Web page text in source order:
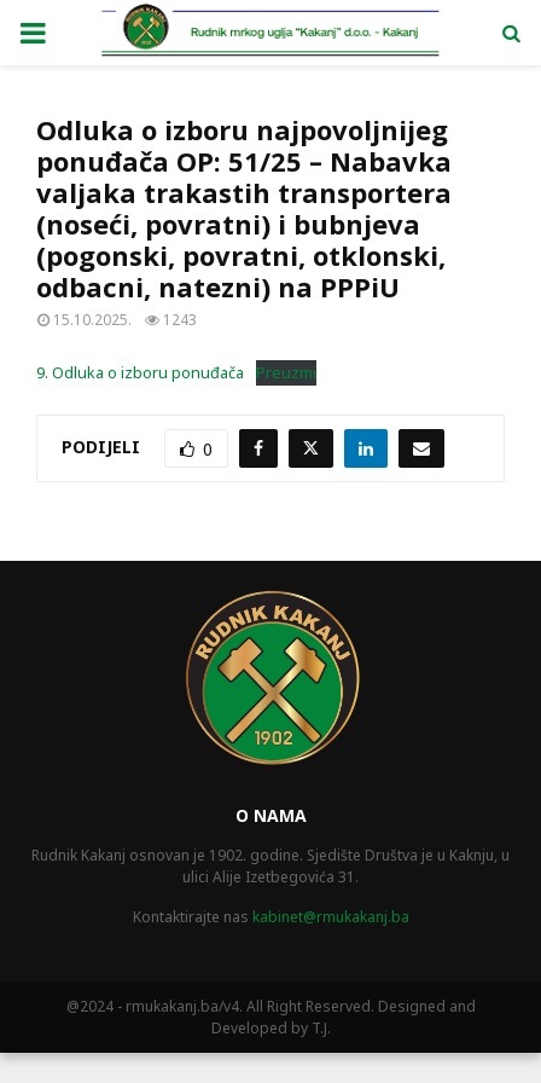
PRIMARY
Odluka o izboru najpovoljnijeg
ponuđača OP: 51/25 – Nabavka
valjaka trakastih transportera
(noseći, povratni) i bubnjeva
(pogonski, povratni, otklonski,
odbacni, natezni) na PPPiU
15.10.2025. 1243
9. Odluka o izboru ponuđača Preuzmi
PODIJELI 0
O NAMA
Rudnik Kakanj osnovan je 1902. godine. Sjedište Društva je u Kaknju, u
ulici Alije Izetbegovića 31.
Kontaktirajte nas kabinet@rmukakanj.ba
@2024 - rmukakanj.ba/v4. All Right Reserved. Designed and
Developed by T.J.